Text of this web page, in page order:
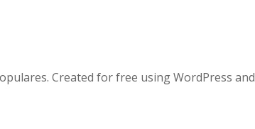
Created for free using WordPress and